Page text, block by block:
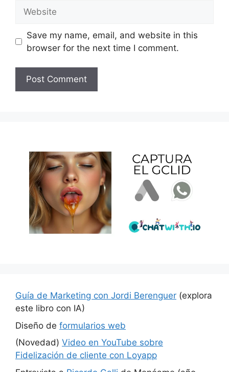
Save my name, email, and website in this
browser for the next time I comment.
Guía de Marketing con Jordi Berenguer (explora
este libro con IA)
Diseño de formularios web
(Novedad) Video en YouTube sobre
Fidelización de cliente con Loyapp